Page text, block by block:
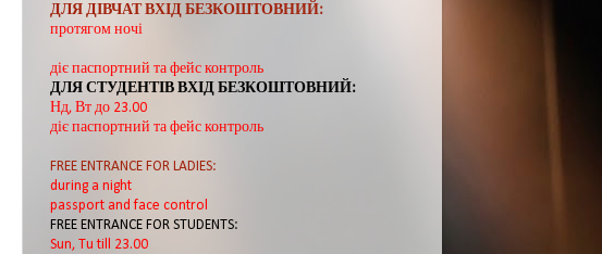
ДЛЯ ДІВЧАТ ВХІД БЕЗКОШТОВНИЙ:
протягом ночі
діє паспортний та фейс контроль
ДЛЯ СТУДЕНТІВ ВХІД БЕЗКОШТОВНИЙ:
Нд, Вт до 23.00
діє паспортний та фейс контроль
FREE ENTRANCE FOR LADIES:
during a night
passport and face control
FREE ENTRANCE FOR STUDENTS:
Sun, Tu till 23.00